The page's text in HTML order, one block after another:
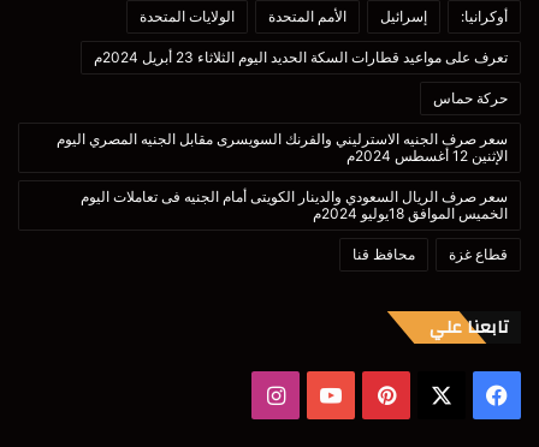
أوكرانيا: إسرائيل الأمم المتحدة الولايات المتحدة
تعرف على مواعيد قطارات السكة الحديد اليوم الثلاثاء 23 أبريل 2024م
حركة حماس
سعر صرف الجنيه الاسترليني والفرنك السويسرى مقابل الجنيه المصري اليوم
الإثنين 12 أغسطس 2024م
سعر صرف الريال السعودي والدينار الكويتى أمام الجنيه فى تعاملات اليوم
الخميس الموافق 18يوليو 2024م
قطاع غزة محافظ قنا
تابعنا علي
فيسبوك بينتيريست‫YouTube